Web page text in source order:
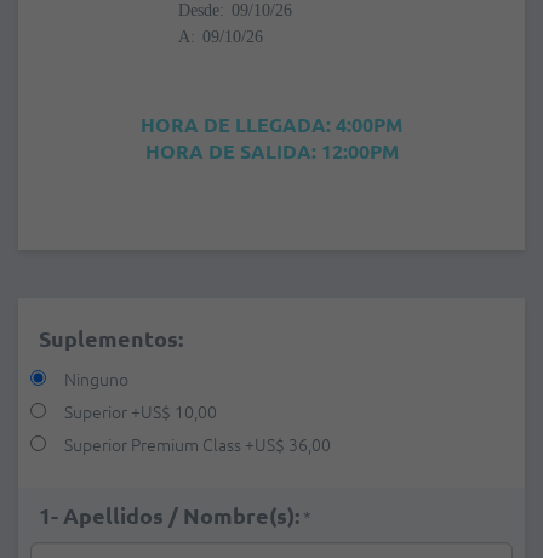
Desde:
A:
HORA DE LLEGADA: 4:00PM
HORA DE SALIDA: 12:00PM
Suplementos:
Ninguno
Superior +US$ 10,00
Superior Premium Class +US$ 36,00
1- Apellidos / Nombre(s): *